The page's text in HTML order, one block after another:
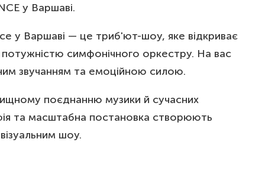
у Варшаві.
у Варшаві — це триб'ют-шоу, яке відкриває
симфонічного оркестру. На вас
звучанням та емоційною силою.
поєднанню музики й сучасних
та масштабна постановка створюють
шоу.